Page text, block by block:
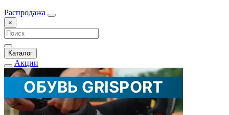
Распродажа
×
Каталог
Акции